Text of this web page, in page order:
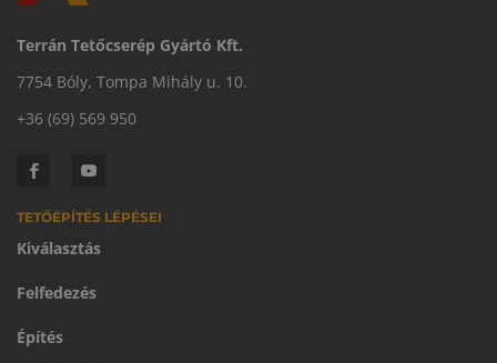
Terrán Tetőcserép Gyártó Kft.
7754 Bóly, Tompa Mihály u. 10.
+36 (69) 569 950
TETŐÉPÍTÉS LÉPÉSEI
Kiválasztás
Felfedezés
Építés